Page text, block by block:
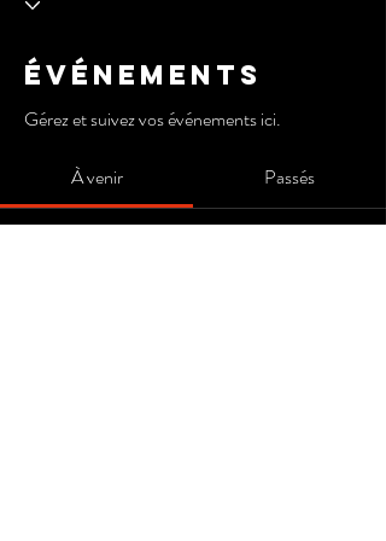
Événements
Gérez et suivez vos événements ici.
À venir Passés